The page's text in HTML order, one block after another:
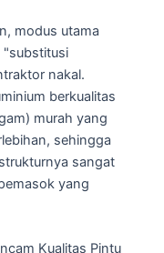
modus utama
"substitusi
nakal.
berkualitas
murah yang
sehingga
sangat
yang
Kualitas Pintu